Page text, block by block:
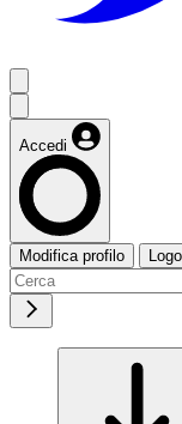
Accedi
Modifica profilo